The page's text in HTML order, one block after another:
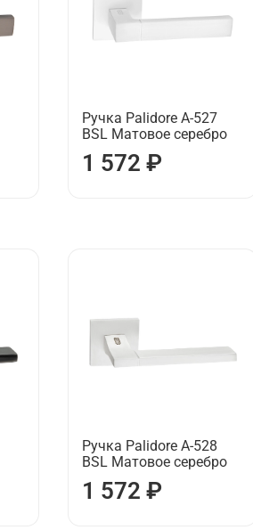
Ручка Palidore А-527
BSL Матовое серебро
1 572 ₽
Ручка Palidore А-528
BSL Матовое серебро
1 572 ₽